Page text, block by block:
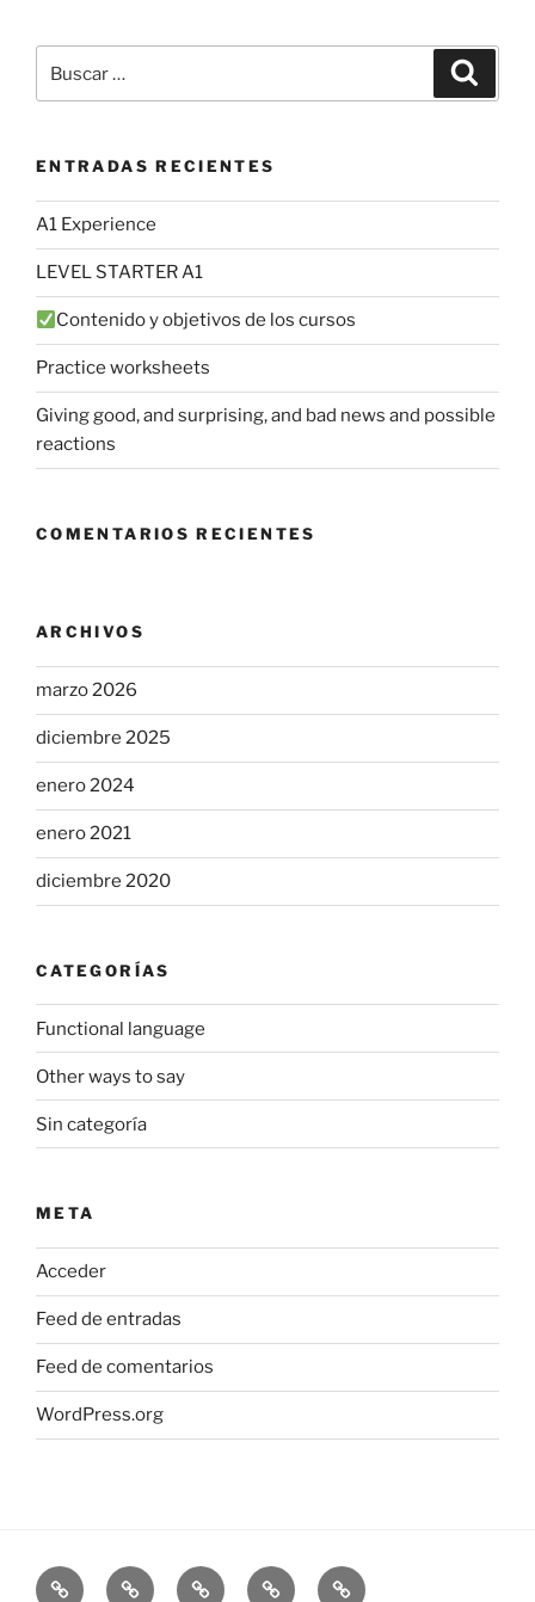
por:
ENTRADAS RECIENTES
A1 Experience
LEVEL STARTER A1
Contenido y objetivos de los cursos
Practice worksheets
Giving good, and surprising, and bad news and possible
reactions
COMENTARIOS RECIENTES
ARCHIVOS
marzo 2026
diciembre 2025
enero 2024
enero 2021
diciembre 2020
CATEGORÍAS
Functional language
Other ways to say
Sin categoría
META
Acceder
Feed de entradas
Feed de comentarios
WordPress.org
Home
¿Quién Mi
Planes TÉRMINOS